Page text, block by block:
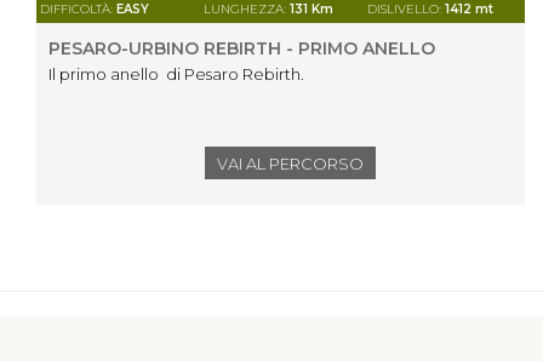
DIFFICOLTÀ: EASY LUNGHEZZA: 131 Km DISLIVELLO: 1412 mt
PESARO-URBINO REBIRTH - PRIMO ANELLO
Il primo anello di Pesaro Rebirth.
VAI AL PERCORSO